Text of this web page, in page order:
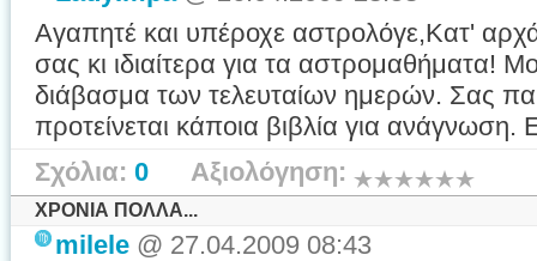
Αγαπητέ και υπέροχε αστρολόγε,Κατ'
σας κι ιδιαίτερα για τα αστρομαθήματα!
διάβασμα των τελευταίων ημερών. Σας
προτείνεται κάποια βιβλία για
Σχόλια: 0 Αξιολόγηση:
ΧΡΟΝΙΑ ΠΟΛΛΑ...
milele @ 27.04.2009 08:43